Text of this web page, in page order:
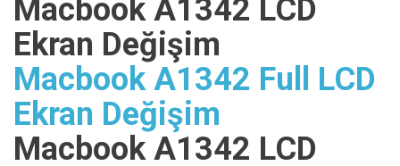
Macbook A1342 LCD
Ekran Değişim
Macbook A1342 Full LCD
Ekran Değişim
Macbook A1342 LCD